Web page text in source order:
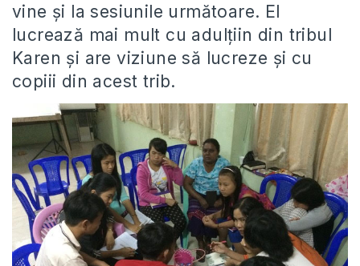
vine și la sesiunile următoare. El
lucrează mai mult cu adulțiin din tribul
Karen și are viziune să lucreze și cu
copiii din acest trib.